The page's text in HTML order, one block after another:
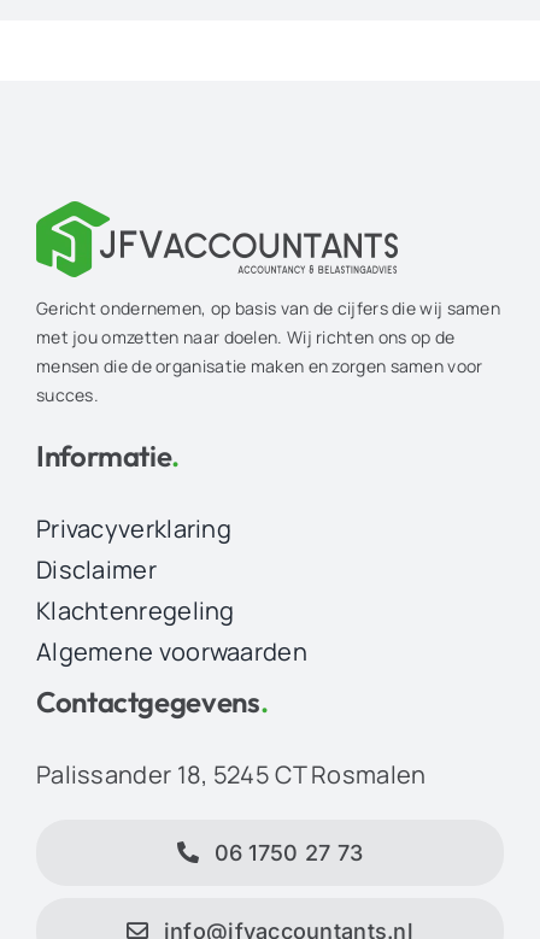
Gericht ondernemen, op basis van de cijfers die wij samen
met jou omzetten naar doelen. Wij richten ons op de
mensen die de organisatie maken en zorgen samen voor
succes.
Informatie.
Privacyverklaring
Disclaimer
Klachtenregeling
Algemene voorwaarden
Contactgegevens.
Palissander 18, 5245 CT Rosmalen
06 1750 27 73
info@jfvaccountants.nl